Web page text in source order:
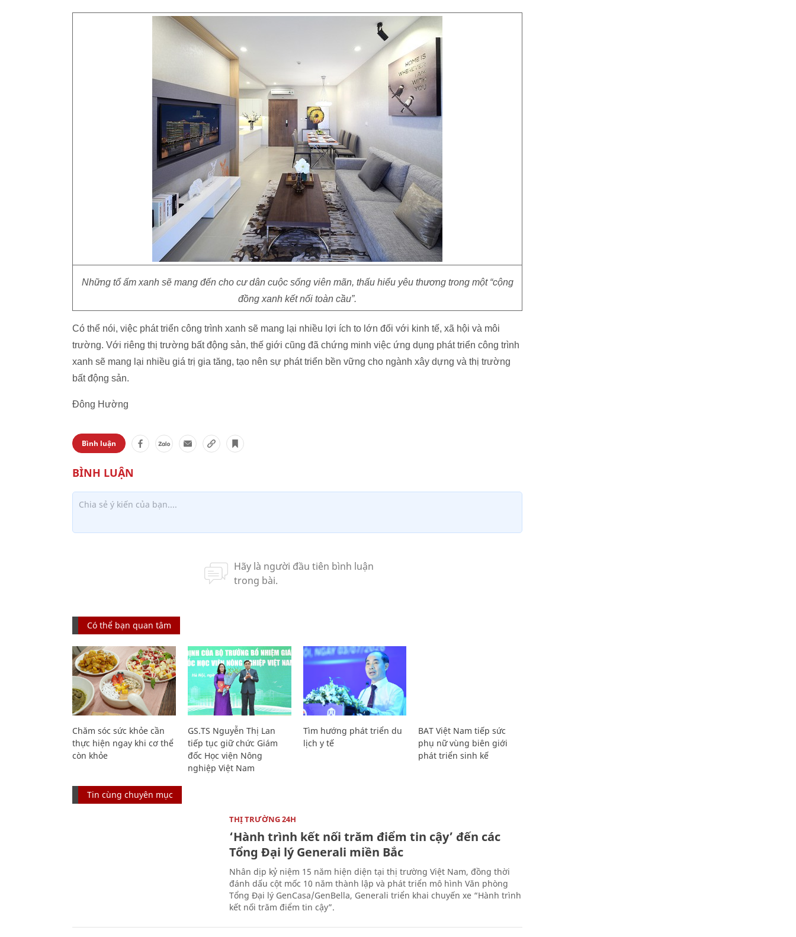
Những tổ ấm xanh sẽ mang đến cho cư dân cuộc sống viên mãn, thấu hiểu yêu thương trong một “cộng
đồng xanh kết nối toàn cầu”.
Có thể nói, việc phát triển công trình xanh sẽ mang lại nhiều lợi ích to lớn đối với kinh tế, xã hội và môi
trường. Với riêng thị trường bất động sản, thế giới cũng đã chứng minh việc ứng dụng phát triển công trình
xanh sẽ mang lại nhiều giá trị gia tăng, tạo nên sự phát triển bền vững cho ngành xây dựng và thị trường
bất động sản.
Đông Hường
Bình luận
Có thể bạn quan tâm
Chăm sóc sức khỏe cần
thực hiện ngay khi cơ thể
còn khỏe
GS.TS Nguyễn Thị Lan
tiếp tục giữ chức Giám
đốc Học viện Nông
nghiệp Việt Nam
Tìm hướng phát triển du
lịch y tế
BAT Việt Nam tiếp sức
phụ nữ vùng biên giới
phát triển sinh kế
Tin cùng chuyên mục
THỊ TRƯỜNG 24H
‘Hành trình kết nối trăm điểm tin cậy’ đến các
Tổng Đại lý Generali miền Bắc
Nhân dịp kỷ niệm 15 năm hiện diện tại thị trường Việt Nam, đồng thời
đánh dấu cột mốc 10 năm thành lập và phát triển mô hình Văn phòng
Tổng Đại lý GenCasa/GenBella, Generali triển khai chuyến xe “Hành trình
kết nối trăm điểm tin cậy”.